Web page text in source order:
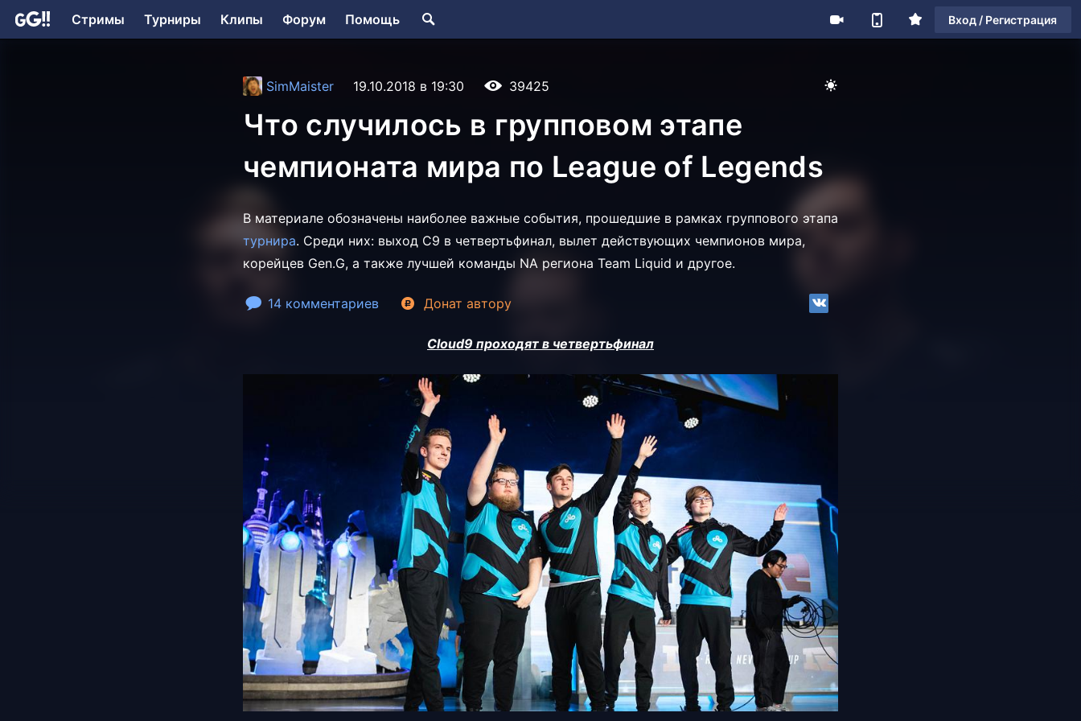
Стримы Турниры Клипы Форум Помощь Вход / Регистрация
SimMaister 19.10.2018 в 19:30 39425
Что случилось в групповом этапе
чемпионата мира по League of Legends
В материале обозначены наиболее важные события, прошедшие в рамках группового этапа
турнира. Среди них: выход C9 в четвертьфинал, вылет действующих чемпионов мира,
корейцев Gen.G, а также лучшей команды NA региона Team Liquid и другое.
14 комментариев Донат автору
Cloud9 проходят в четвертьфинал